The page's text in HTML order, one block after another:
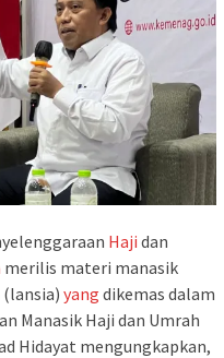
Haji dan
merilis materi manasik
(lansia) yang dikemas dalam
Manasik Haji dan Umrah
Hidayat mengungkapkan,